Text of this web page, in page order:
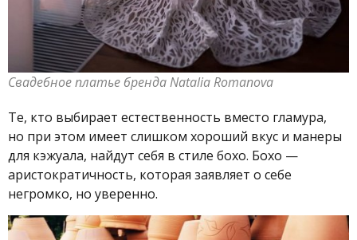
Свадебное платье бренда Natalia Romanova
Те, кто выбирает естественность вместо гламура,
но при этом имеет слишком хороший вкус и манеры
для кэжуала, найдут себя в стиле бохо. Бохо —
аристократичность, которая заявляет о себе
негромко, но уверенно.